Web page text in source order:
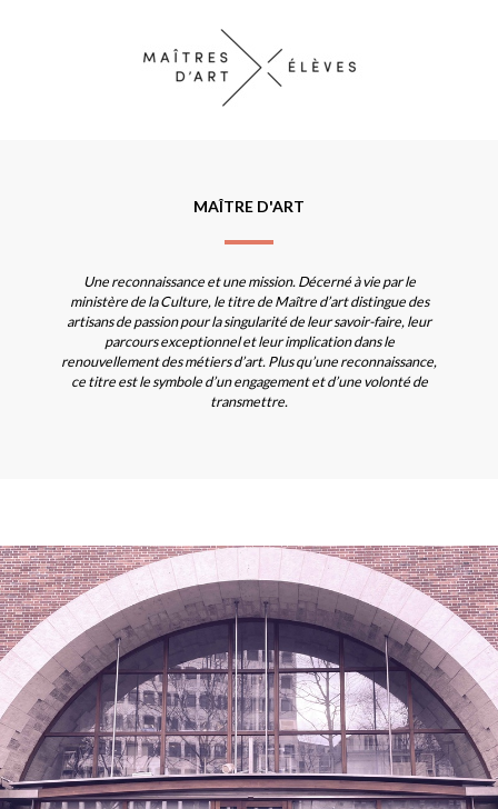
MAÎTRE D'ART
Une reconnaissance et une mission. Décerné à vie par le
ministère de la Culture, le titre de Maître d’art distingue des
artisans de passion pour la singularité de leur savoir-faire, leur
parcours exceptionnel et leur implication dans le
renouvellement des métiers d’art. Plus qu’une reconnaissance,
ce titre est le symbole d’un engagement et d’une volonté de
transmettre.